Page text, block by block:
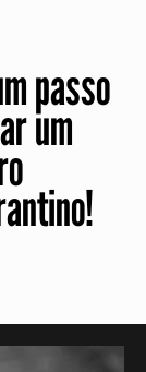
passo
um